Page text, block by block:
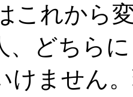
これから
、どちら
けません